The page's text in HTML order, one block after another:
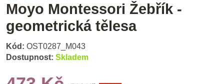
Moyo Montessori Žebřík -
geometrická tělesa
Kód: OST0287_M043
Dostupnost: Skladem